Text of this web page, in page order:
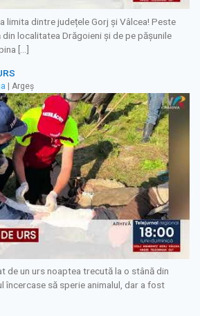
limita dintre județele Gorj și Vâlcea! Peste
localitatea Drăgoieni și de pe pășunile
[…]
| Argeș
de un urs noaptea trecută la o stână din
încercase să sperie animalul, dar a fost